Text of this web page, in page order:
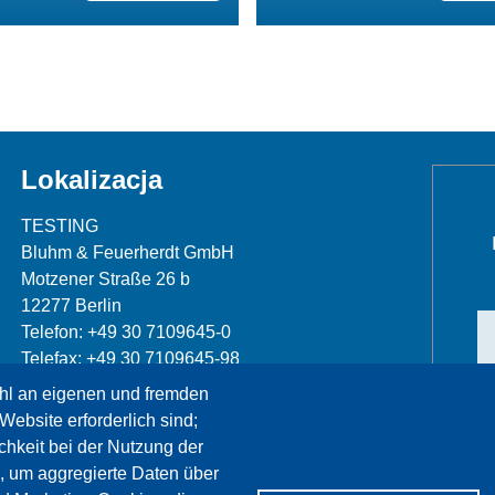
an eigenen und fremden
erforderlich sind;
bei der Nutzung der
um aggregierte Daten über
Lokalizacja
TESTING
Bluhm & Feuerherdt GmbH
Motzener Straße 26 b
12277 Berlin
Telefon: +49 30 7109645-0
Telefax: +49 30 7109645-98
info@testing.de